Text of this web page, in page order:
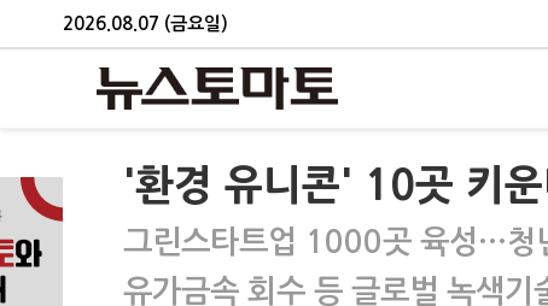
2026.08.07 (금요일)
'환경 유니콘' 10곳 키
그린스타트업 1000곳 육성…청
유가금속 회수 등 글로벌 녹색기